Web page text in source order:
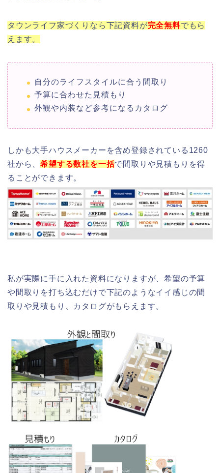
タウンライフ家づくりなら下記資料が完全無料でもら
えます。
自分のライフスタイルに合う間取り
予算に合わせた見積もり
外観や内装など参考になるカタログ
しかも大手ハウスメーカーを含め登録されている1260
社から、希望する数社を一括で間取りや見積もりを得
ることができます。
私が実際に手に入れた資料になりますが、希望の予算
や間取りを打ち込むだけで下記のようなイイ感じの間
取りや見積もり、カタログがもらえます。